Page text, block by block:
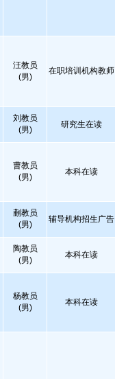
汪教员
(男)
在职培训机构教师
刘教员
(男)
研究生在读
曹教员
(男)
本科在读
蒯教员
(男)
辅导机构招生广告
陶教员
(男)
本科在读
杨教员
(男)
本科在读